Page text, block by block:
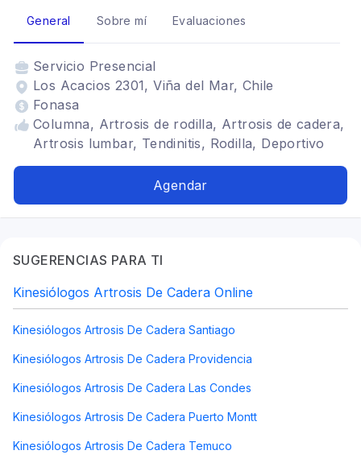
General Sobre mí Evaluaciones
Servicio Presencial
Los Acacios 2301, Viña del Mar, Chile
Fonasa
Columna, Artrosis de rodilla, Artrosis de cadera,
Artrosis lumbar, Tendinitis, Rodilla, Deportivo
Agendar
SUGERENCIAS PARA TI
Kinesiólogos Artrosis De Cadera Online
Kinesiólogos Artrosis De Cadera Santiago
Kinesiólogos Artrosis De Cadera Providencia
Kinesiólogos Artrosis De Cadera Las Condes
Kinesiólogos Artrosis De Cadera Puerto Montt
Kinesiólogos Artrosis De Cadera Temuco